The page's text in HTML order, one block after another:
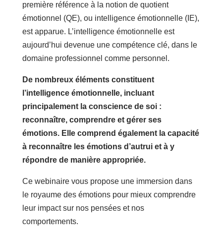
première référence à la notion de quotient
émotionnel (QE), ou intelligence émotionnelle (IE),
est apparue. L’intelligence émotionnelle est
aujourd’hui devenue une compétence clé, dans le
domaine professionnel comme personnel.
De nombreux éléments constituent
l’intelligence émotionnelle, incluant
principalement la conscience de soi :
reconnaître, comprendre et gérer ses
émotions. Elle comprend également la capacité
à reconnaître les émotions d’autrui et à y
répondre de manière appropriée.
Ce webinaire vous propose une immersion dans
le royaume des émotions pour mieux comprendre
leur impact sur nos pensées et nos
comportements.